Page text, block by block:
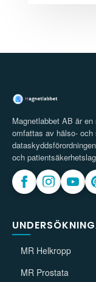
Magnetlabbet AB är
omfattas av hälso- och
och
MR Helkropp
MR Prostata